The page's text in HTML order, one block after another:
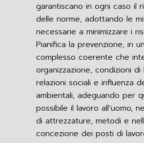
garantiscano in ogni caso il
delle norme, adottando le
necessarie a minimizzare i
Pianifica la prevenzione, in un
complesso coerente che
organizzazione, condizioni di
relazioni sociali e influenza
ambientali, adeguando per
possibile il lavoro all’uomo,
di attrezzature, metodi e
concezione dei posti di